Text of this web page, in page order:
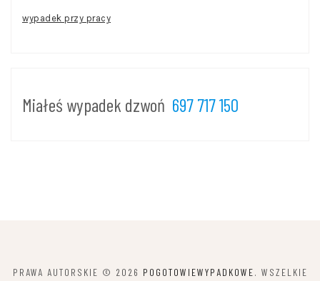
wypadek przy pracy
Miałeś wypadek dzwoń 697 717 150
PRAWA AUTORSKIE © 2026 POGOTOWIEWYPADKOWE. WSZELKIE